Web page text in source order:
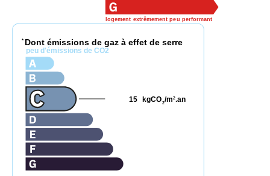
logement extrêmement peu performant
* Dont émissions de gaz à effet de serre
peu d'émissions de CO2
kgCO2/m2.an
15